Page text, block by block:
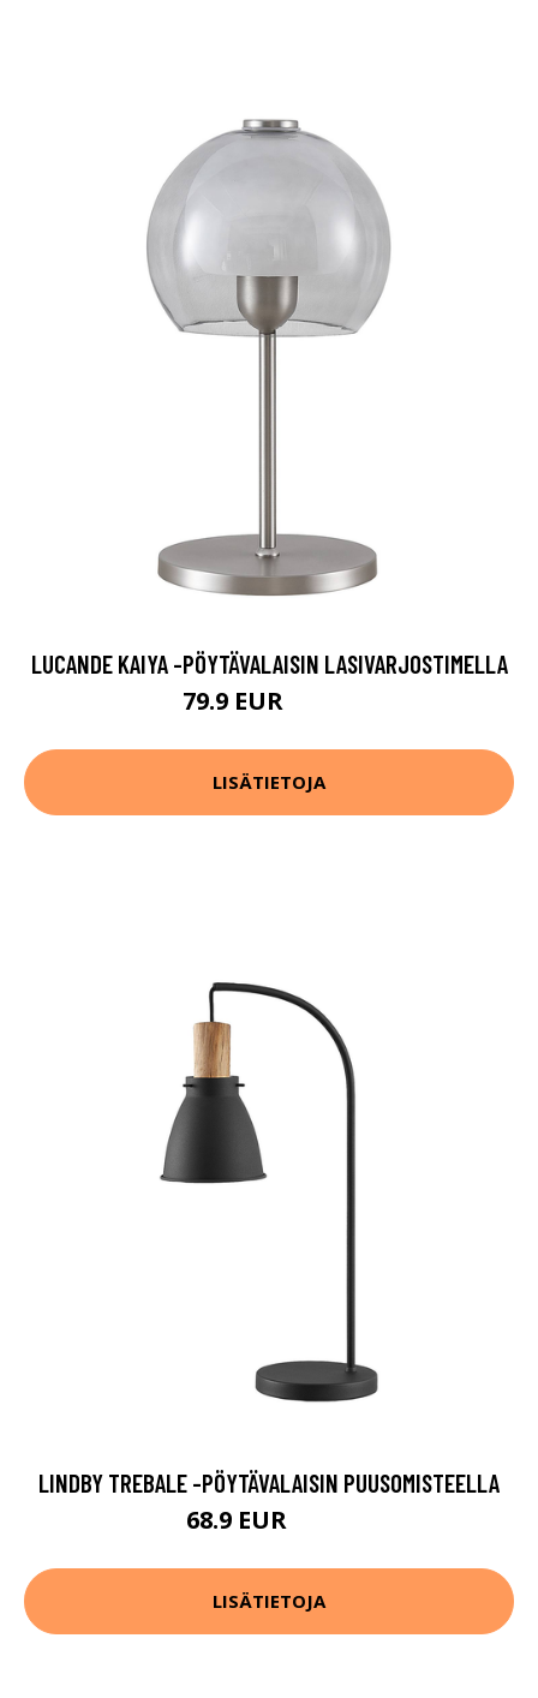
LUCANDE KAIYA -PÖYTÄVALAISIN LASIVARJOSTIMELLA
79.9 EUR
LISÄTIETOJA
LINDBY TREBALE -PÖYTÄVALAISIN PUUSOMISTEELLA
68.9 EUR
LISÄTIETOJA